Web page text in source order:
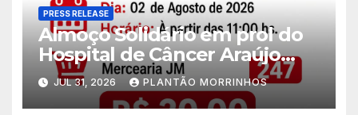
PRESS RELEASE
Almoço Solidário em prol do
Hospital de Câncer Araújo
Jorge é realizado no Jardim
América
JUL 31, 2026 PLANTÃO MORRINHOS